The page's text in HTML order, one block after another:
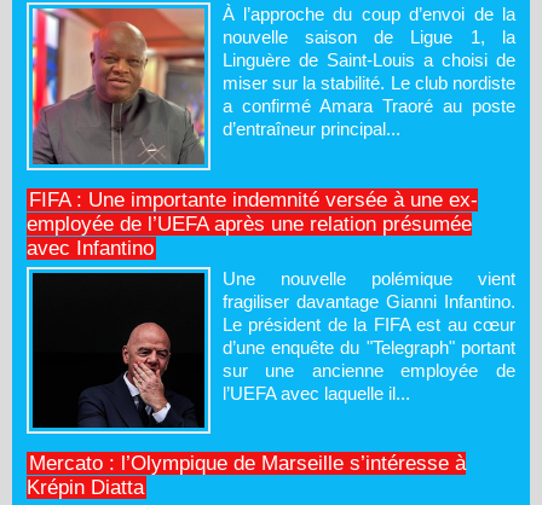
À l’approche du coup d’envoi de la
nouvelle saison de Ligue 1, la
Linguère de Saint-Louis a choisi de
miser sur la stabilité. Le club nordiste
a confirmé Amara Traoré au poste
d’entraîneur principal...
FIFA : Une importante indemnité versée à une ex-
employée de l’UEFA après une relation présumée
avec Infantino
Une nouvelle polémique vient
fragiliser davantage Gianni Infantino.
Le président de la FIFA est au cœur
d’une enquête du "Telegraph" portant
sur une ancienne employée de
l’UEFA avec laquelle il...
Mercato : l’Olympique de Marseille s’intéresse à
Krépin Diatta